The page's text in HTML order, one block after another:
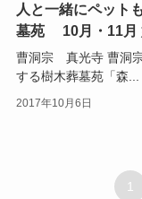
人と一緒にペット
墓苑 10月・11月
曹洞宗 真光寺 曹洞
する樹木葬墓苑「森...
2017年10月6日
1